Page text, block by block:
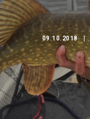
09.10.2018 |